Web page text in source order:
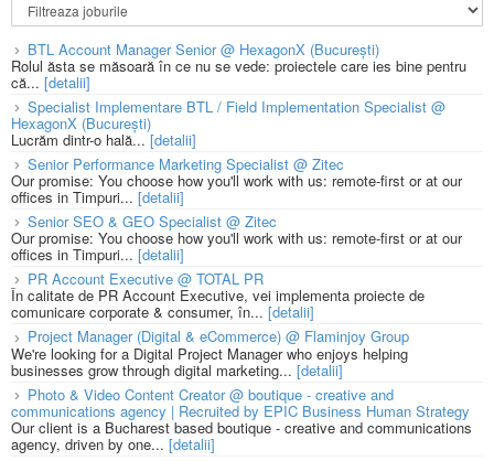
BTL Account Manager Senior @ HexagonX (București)
Rolul ăsta se măsoară în ce nu se vede: proiectele care ies bine pentru
că... [detalii]
Specialist Implementare BTL / Field Implementation Specialist @
HexagonX (București)
Lucrăm dintr-o hală...[detalii]
Senior Performance Marketing Specialist @ Zitec
Our promise: You choose how you'll work with us: remote-first or at our
offices in Timpuri... [detalii]
Senior SEO & GEO Specialist @ Zitec
Our promise: You choose how you'll work with us: remote-first or at our
offices in Timpuri... [detalii]
PR Account Executive @ TOTAL PR
În calitate de PR Account Executive, vei implementa proiecte de
comunicare corporate & consumer, în... [detalii]
Project Manager (Digital & eCommerce) @ Flaminjoy Group
We're looking for a Digital Project Manager who enjoys helping
businesses grow through digital marketing... [detalii]
Photo & Video Content Creator @ boutique - creative and
communications agency | Recruited by EPIC Business Human Strategy
Our client is a Bucharest based boutique - creative and communications
agency, driven by one... [detalii]